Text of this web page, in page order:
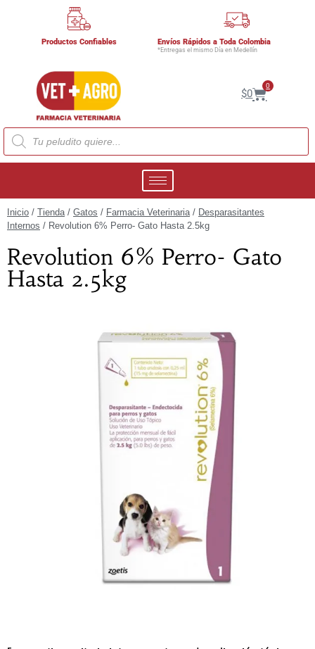
Productos Confiables Envíos Rápidos a Toda Colombia
*Entregas el mismo Día en Medellín
$0
0
Inicio / Tienda/ Gatos / Farmacia Veterinaria/ Desparasitantes
Internos / Revolution 6% Perro- Gato Hasta 2.5kg
Revolution 6% Perro- Gato
Hasta 2.5kg